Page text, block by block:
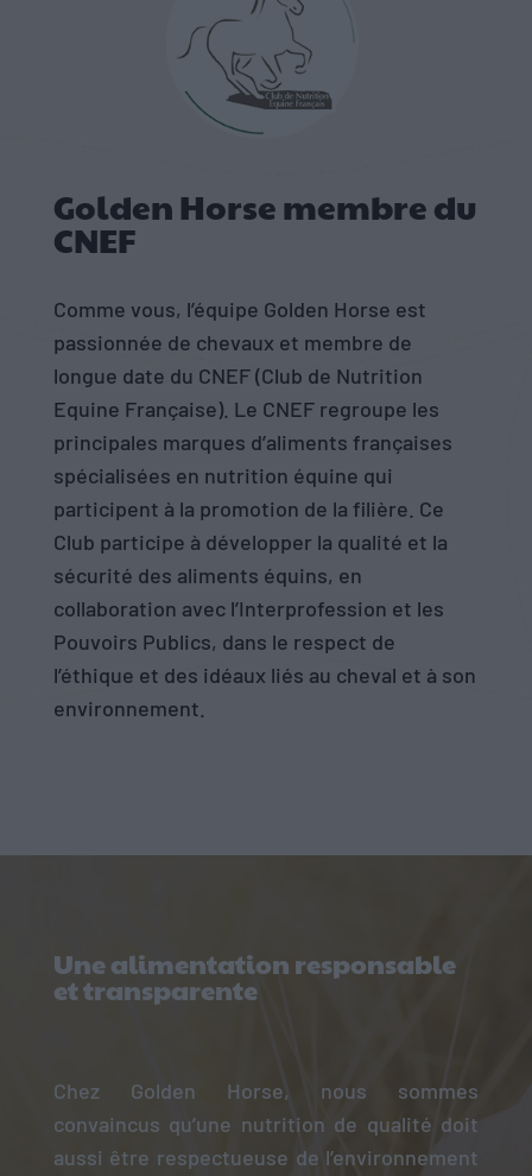
Golden Horse membre du
CNEF
Comme vous, l’équipe Golden Horse est
passionnée de chevaux et membre de
longue date du CNEF (Club de Nutrition
Equine Française). Le CNEF regroupe les
principales marques d’aliments françaises
spécialisées en nutrition équine qui
participent à la promotion de la filière. Ce
Club participe à développer la qualité et la
sécurité des aliments équins, en
collaboration avec l’Interprofession et les
Pouvoirs Publics, dans le respect de
l’éthique et des idéaux liés au cheval et à son
environnement.
Une alimentation responsable
et transparente
Chez Golden Horse, nous sommes
convaincus qu’une nutrition de qualité doit
aussi être respectueuse de l’environnement